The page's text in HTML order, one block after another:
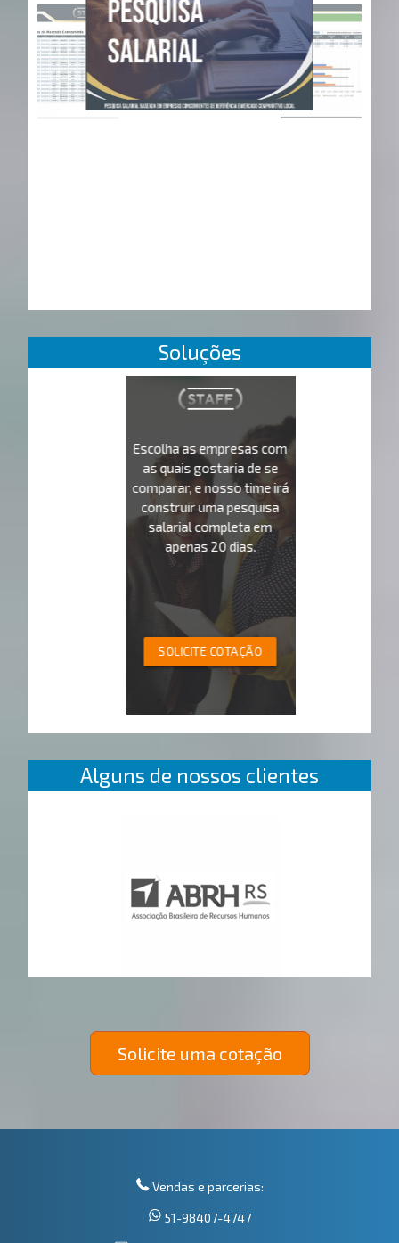
Soluções
Escolha as empresas com
as quais gostaria de se
comparar, e nosso time irá
construir uma pesquisa
salarial completa em
apenas 20 dias.
SOLICITE COTAÇÃO
Alguns de nossos clientes
Solicite uma cotação
Vendas e parcerias:
51-98407-4747